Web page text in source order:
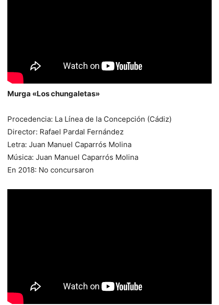
Murga «Los chungaletas»
Procedencia: La Línea de la Concepción (Cádiz)
Director: Rafael Pardal Fernández
Letra: Juan Manuel Caparrós Molina
Música: Juan Manuel Caparrós Molina
En 2018: No concursaron